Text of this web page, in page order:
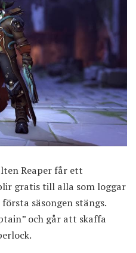
Reaper får ett
gratis till alla som loggar
säsongen stängs.
och går att skaffa